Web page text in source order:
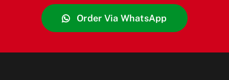
Order Via WhatsApp